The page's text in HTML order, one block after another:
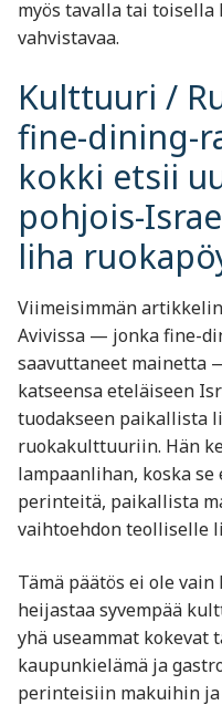
myös tavalla tai
vahvistavaa.
Kulttuuri /
fine-dining-
kokki etsii
pohjois-
liha
Viimeisimmän
Avivissa — jonka fine-
saavuttaneet mainetta
katseensa eteläiseen
tuodakseen paikallista
ruokakulttuuriin. Hän
lampaanlihan, koska se
perinteitä, paikallista
vaihtoehdon teolliselle
Tämä päätös ei ole
heijastaa syvempää
yhä useammat kokevat
kaupunkielämä ja
perinteisiin makuihin